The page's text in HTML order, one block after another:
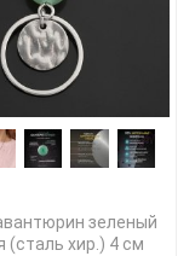
зеленый
(сталь хир.) 4 см